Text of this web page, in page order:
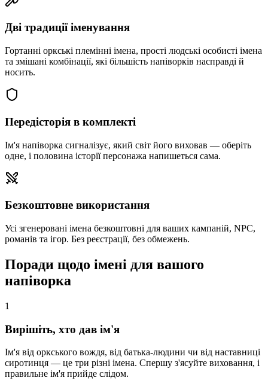
Дві традиції іменування
Гортанні оркські племінні імена, прості людські особисті імена
та змішані комбінації, які більшість напіворків насправді й
носить.
Передісторія в комплекті
Ім'я напіворка сигналізує, який світ його виховав — оберіть
одне, і половина історії персонажа напишеться сама.
Безкоштовне використання
Усі згенеровані імена безкоштовні для ваших кампаній, NPC,
романів та ігор. Без реєстрації, без обмежень.
Поради щодо імені для вашого
напіворка
1
Вирішіть, хто дав ім'я
Ім'я від оркського вождя, від батька-людини чи від наставниці
сиротинця — це три різні імена. Спершу з'ясуйте виховання, і
правильне ім'я прийде слідом.